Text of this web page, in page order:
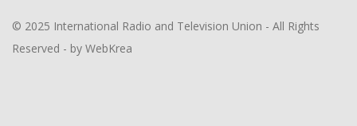
© 2025 International Radio and Television Union - All Rights
Reserved - by WebKrea